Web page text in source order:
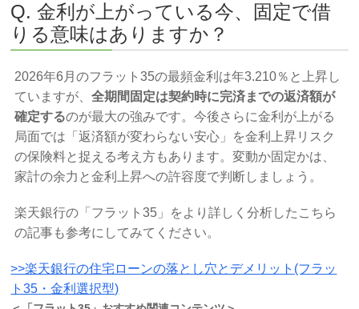
Q. 金利が上がっている今、固定で借
りる意味はありますか？
2026年6月のフラット35の最頻金利は年3.210％と上昇し
ていますが、全期間固定は契約時に完済までの返済額が
確定するのが最大の強みです。今後さらに金利が上がる
局面では「返済額が変わらない安心」を金利上昇リスク
の保険料と捉える考え方もあります。変動か固定かは、
家計の余力と金利上昇への許容度で判断しましょう。
楽天銀行の「フラット35」をより詳しく分析したこちら
の記事も参考にしてみてください。
>>楽天銀行の住宅ローンの落とし穴とデメリット(フラッ
ト35・金利選択型)